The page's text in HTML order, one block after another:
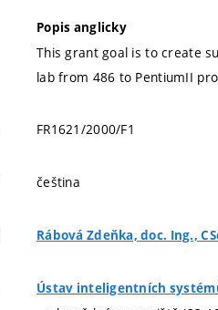
Popis anglicky
This grant goal is to create
lab from 486 to PentiumII
FR1621/2000/F1
čeština
Rábová Zdeňka, doc. Ing.,
Ústav inteligentních